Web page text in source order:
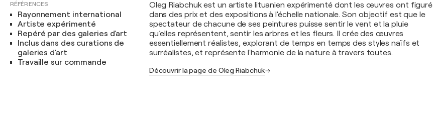
RÉFÉRENCES
Rayonnement international
Artiste expérimenté
Repéré par des galeries d'art
Inclus dans des curations de
galeries d'art
Travaille sur commande
Oleg Riabchuk est un artiste lituanien expérimenté dont les œuvres ont figuré
dans des prix et des expositions à l'échelle nationale. Son objectif est que le
spectateur de chacune de ses peintures puisse sentir le vent et la pluie
qu’elles représentent, sentir les arbres et les fleurs. Il crée des œuvres
essentiellement réalistes, explorant de temps en temps des styles naïfs et
surréalistes, et représente l'harmonie de la nature à travers toutes.
Découvrir la page de Oleg Riabchuk